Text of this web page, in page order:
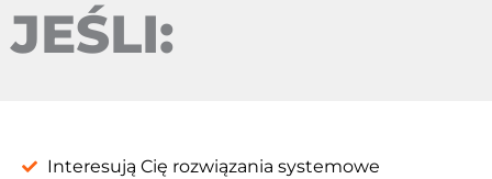
JEŚLI:
Interesują Cię rozwiązania systemowe